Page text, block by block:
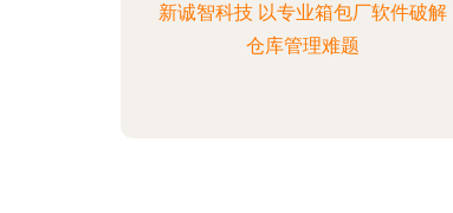
新诚智科技 以专业箱包厂软件破解
仓库管理难题